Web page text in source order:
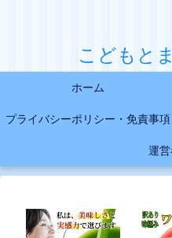
こどもと
ホーム
プライバシーポリシー・免責事項
運